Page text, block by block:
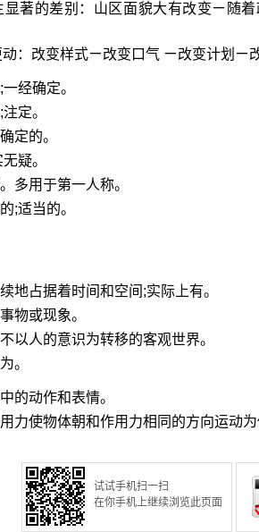
著的差别：山区面貌大有改变ㄧ随
：改变样式ㄧ改变口气 ㄧ改变计划ㄧ
经确定。
定。
定的。
疑。
多用于第一人称。
;适当的。
地占据着时间和空间;实际上有。
物或现象。
以人的意识为转移的客观世界。
。
的动作和表情。
力使物体朝和作用力相同的方向运动
试试手机扫一扫
在你手机上继续浏览此页面